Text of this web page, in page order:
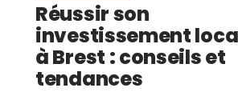
Réussir son
investissement
à Brest : conseils et
tendances